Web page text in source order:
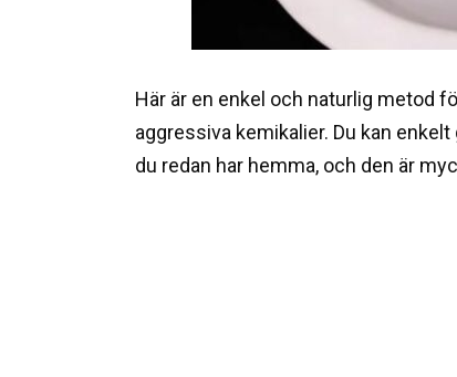
Här är en enkel och naturlig metod
aggressiva kemikalier. Du kan
du redan har hemma, och den är